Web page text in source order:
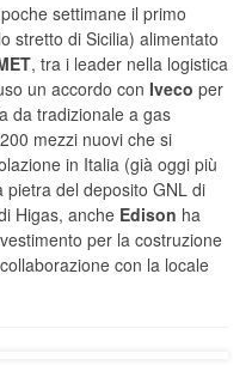
settimane il primo
stretto di Sicilia) alimentato
, tra i leader nella logistica
un accordo con Iveco per
da tradizionale a gas
mezzi nuovi che si
in Italia (già oggi più
del deposito GNL di
Higas, anche Edison ha
per la costruzione
con la locale